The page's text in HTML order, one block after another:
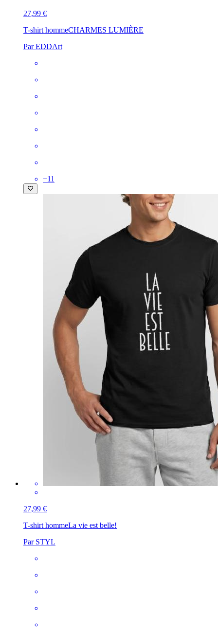
27,99 €
T-shirt hommeCHARMES LUMIÈRE
Par EDDArt
+11
27,99 €
T-shirt hommeLa vie est belle!
Par STYL